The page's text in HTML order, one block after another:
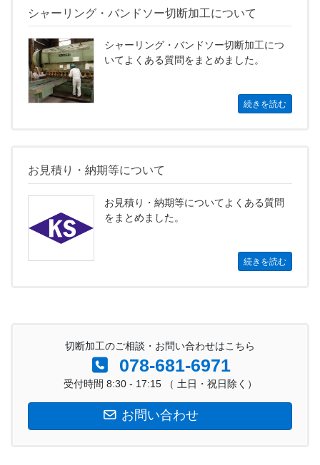
シャーリング・バンドソー切断加工について
シャーリング・バンドソー切断加工につ
いてよくある質問をまとめました。
続きを読む
お見積り・納期等について
お見積り・納期等についてよくある質問
をまとめました。
続きを読む
切断加工のご相談・お問い合わせはこちら
078-681-6971
受付時間 8:30 - 17:15 （ 土日・祝日除く）
お問い合わせ